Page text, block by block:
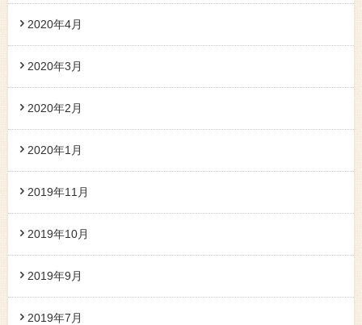
2020年4月
2020年3月
2020年2月
2020年1月
2019年11月
2019年10月
2019年9月
2019年7月